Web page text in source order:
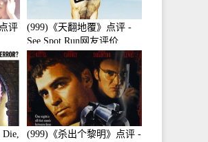
评
(999)《天翻地覆》点评 -
See Spot Run网友评价
(999)《杀出个黎明》点评 -